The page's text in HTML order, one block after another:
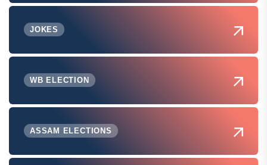
JOKES
WB ELECTION
ASSAM ELECTIONS